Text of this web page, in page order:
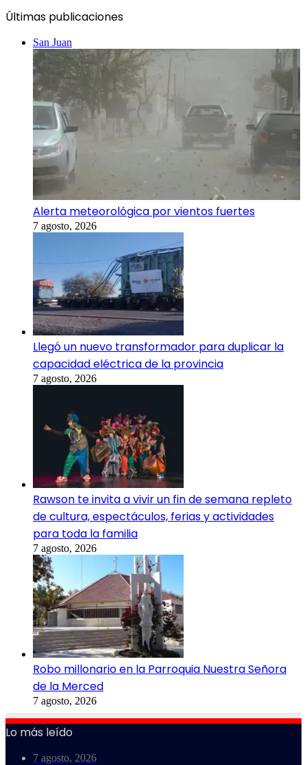
Últimas publicaciones
San Juan
Alerta meteorológica por vientos fuertes
7 agosto, 2026
Llegó un nuevo transformador para duplicar la
capacidad eléctrica de la provincia
7 agosto, 2026
Rawson te invita a vivir un fin de semana repleto
de cultura, espectáculos, ferias y actividades
para toda la familia
7 agosto, 2026
Robo millonario en la Parroquia Nuestra Señora
de la Merced
7 agosto, 2026
Lo más leído
7 agosto, 2026